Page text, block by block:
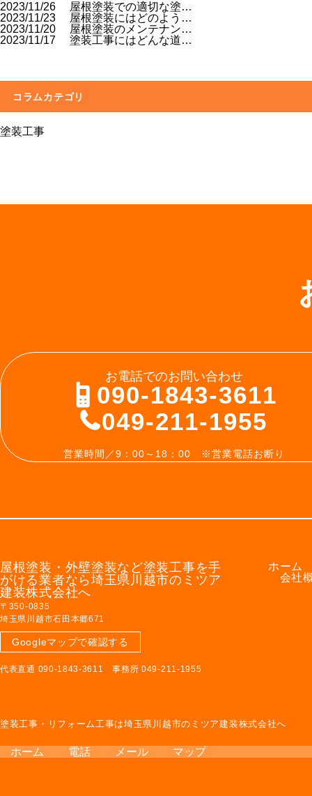
2023/11/26
屋根塗装での適切な塗…
2023/11/23
屋根塗装にはどのよう…
2023/11/20
屋根塗装のメンテナン…
2023/11/17
塗装工事にはどんな道…
コラムカテゴリ
塗装工事
お電話でのお問い合わせ
090-1843-3611
049-211-1955
営業時間／9：00～18：00 ※営業電話お断り
屋根塗装・外壁塗装など塗装工事を手
がける業者なら埼玉県川越市のミツア
建装株式会社へ
ホーム
会社
〒350-0835
埼玉県川越市石田本郷671
Googleマップで確認する
代表直通 090-1843-3611 事務所 049-211-1955
塗装工事・リフォーム工事は埼玉県川越市のミツア建装株式会社へ
ホーム 電話 メール マップ